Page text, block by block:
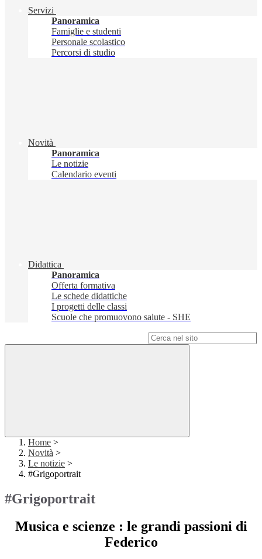
Servizi
Panoramica
Famiglie e studenti
Personale scolastico
Percorsi di studio
Novità
Panoramica
Le notizie
Calendario eventi
Didattica
Panoramica
Offerta formativa
Le schede didattiche
I progetti delle classi
Scuole che promuovono salute - SHE
Home >
Novità >
Le notizie >
#Grigoportrait
#Grigoportrait
Musica e scienze : le grandi passioni di
Federico